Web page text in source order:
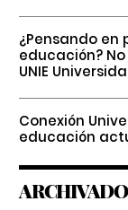
¿Pensando en
educación?
UNIE
Conexión
educación